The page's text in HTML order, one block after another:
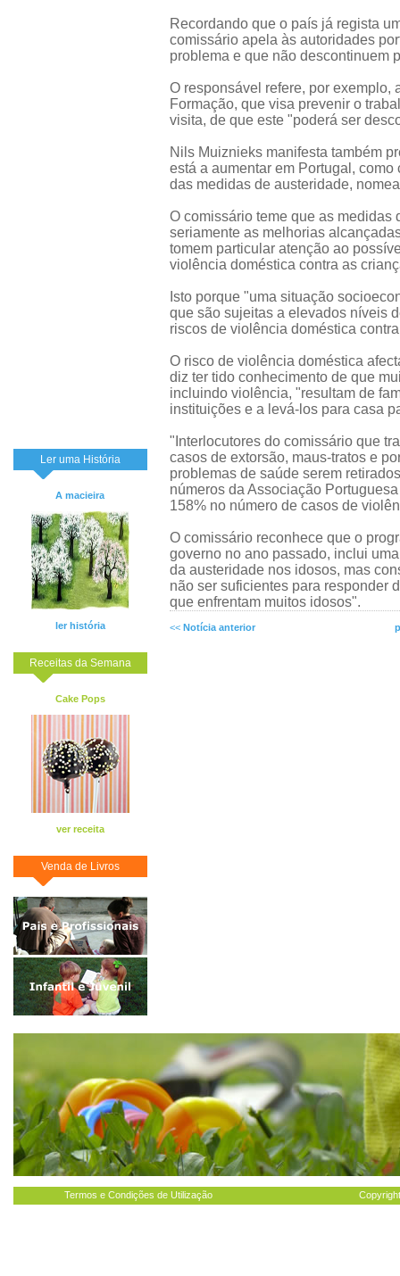
Ler uma História
A macieira
ler história
Receitas da Semana
Cake Pops
ver receita
Venda de Livros
Recordando que o país já regista
comissário apela às autoridades
problema e que não descontinuem
O responsável refere, por exemplo,
Formação, que visa prevenir o
visita, de que este "poderá ser
Nils Muiznieks manifesta também
está a aumentar em Portugal,
das medidas de austeridade,
O comissário teme que as
seriamente as melhorias
tomem particular atenção ao
violência doméstica contra as
Isto porque "uma situação
que são sujeitas a elevados níveis
riscos de violência doméstica
O risco de violência doméstica
diz ter tido conhecimento de que
incluindo violência, "resultam de
instituições e a levá-los para casa
"Interlocutores do comissário que
casos de extorsão, maus-tratos e
problemas de saúde serem
números da Associação
158% no número de casos de
O comissário reconhece que o
governo no ano passado, inclui
da austeridade nos idosos, mas
não ser suficientes para responder
que enfrentam muitos idosos".
<< Notícia anterior
Termos e Condições de Utilização